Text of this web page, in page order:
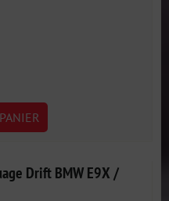
Drift BMW E9X /